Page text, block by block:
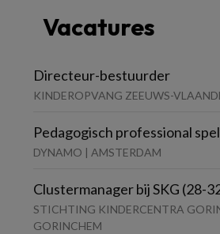
Vacatures
Directeur-bestuurder
KINDEROPVANG ZEEUWS-
Pedagogisch professional
DYNAMO | AMSTERDAM
Clustermanager bij SKG (28-
STICHTING KINDERCENTRA
GORINCHEM